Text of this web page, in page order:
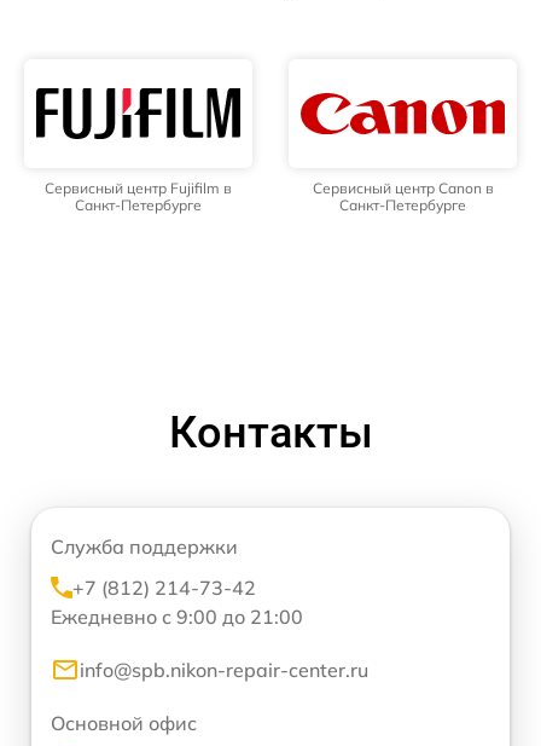
Сервисный центр Fujifilm в
Санкт-Петербурге
Сервисный центр Canon в
Санкт-Петербурге
Контакты
Служба поддержки
+7 (812) 214-73-42
Ежедневно с 9:00 до 21:00
info@spb.nikon-repair-center.ru
Основной офис